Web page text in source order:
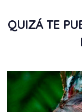
QUIZÁ TE